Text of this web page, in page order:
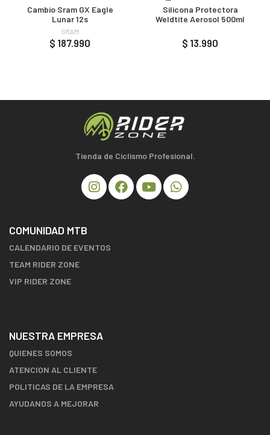
Cambio Sram GX Eagle
Lunar 12s
SRAM
$ 187.990
Silicona Protectora
Weldtite Aerosol 500ml
$ 13.990
Tienda de Ciclismo Profesional.
COMUNIDAD MTB
CALENDARIO DE EVENTOS
TEAM RIDER ZONE
VIP RIDER ZONE
NUESTRA EMPRESA
QUIENES SOMOS
ATENCION AL CLIENTE
POLITICAS DE LA EMPRESA
AYUDANOS A MEJORAR